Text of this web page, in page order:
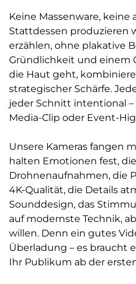
Keine Massenware, keine
Stattdessen produzieren
erzählen, ohne plakative
Gründlichkeit und einem
die Haut geht,
strategischer Schärfe.
jeder Schnitt intentional –
Media-Clip oder Event-
Unsere Kameras fangen
halten Emotionen fest,
Drohnenaufnahmen, die
4K-Qualität, die Details
Sounddesign, das
auf modernste Technik,
willen. Denn ein gutes
Überladung – es braucht
Ihr Publikum ab der